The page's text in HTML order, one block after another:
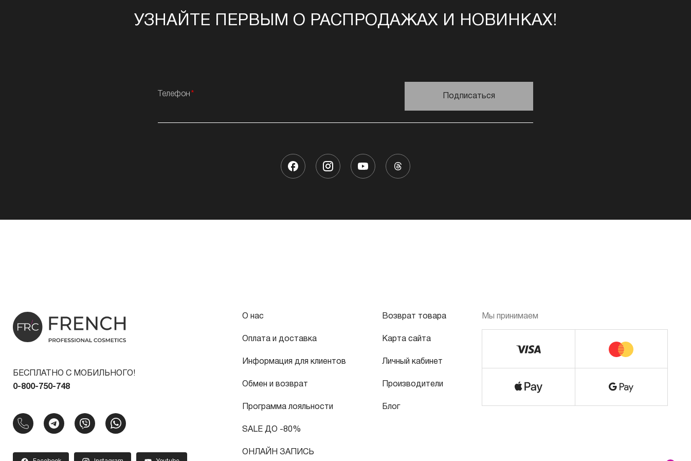
УЗНАЙТЕ ПЕРВЫМ О РАСПРОДАЖАХ И НОВИНКАХ!
Телефон Подписаться
БЕСПЛАТНО С МОБИЛЬНОГО!
0-800-750-748
О нас
Оплата и доставка
Информация для клиентов
Обмен и возврат
Программа лояльности
SALE ДО -80%
ОНЛАЙН ЗАПИСЬ
Возврат товара
Карта сайта
Личный кабинет
Производители
Блог
Мы принимаем